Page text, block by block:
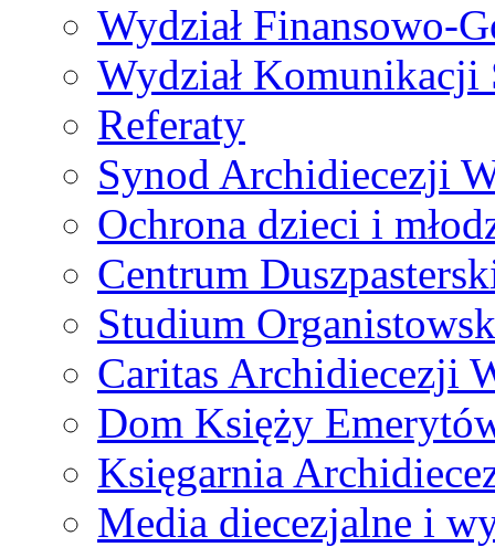
Wydział Finansowo-
Wydział Komunikacji
Referaty
Synod Archidiecezji
Ochrona dzieci i
Centrum
Studium
Caritas Archidiecezji
Dom Księży
Księgarnia
Media diecezjalne i